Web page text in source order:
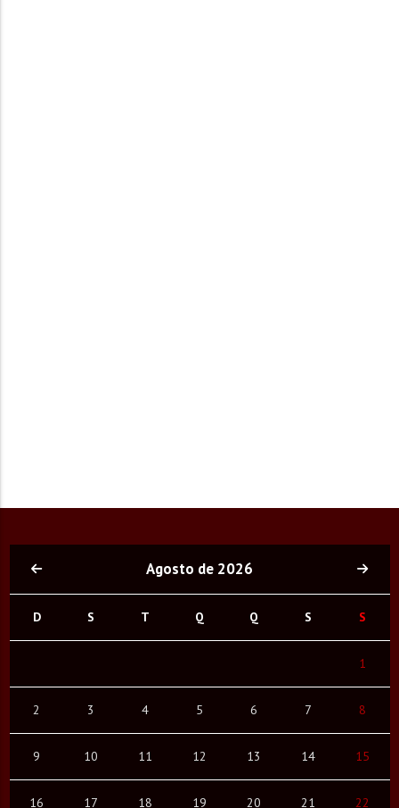
Agosto de 2026
D S T Q Q S S
1
2 3 4 5 6 7 8
9 10 11 12 13 14 15
16 17 18 19 20 21 22